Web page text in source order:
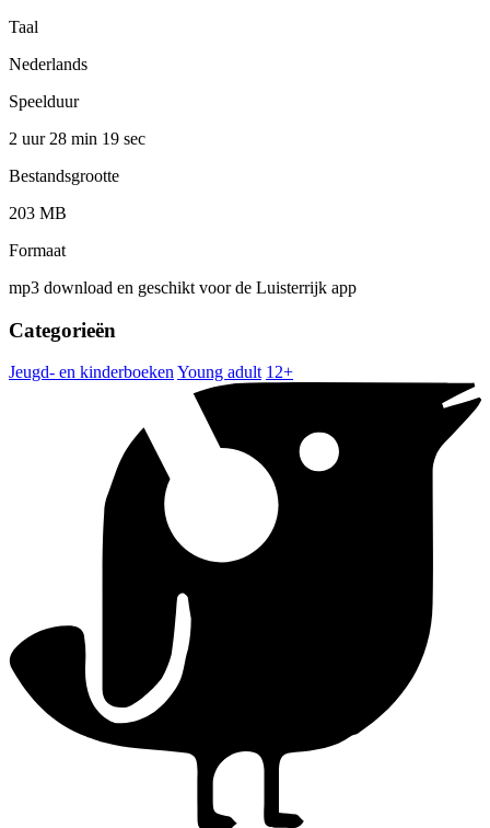
Taal
Nederlands
Speelduur
2 uur 28 min 19 sec
Bestandsgrootte
203 MB
Formaat
mp3 download en geschikt voor de Luisterrijk app
Categorieën
Jeugd- en kinderboeken Young adult 12+